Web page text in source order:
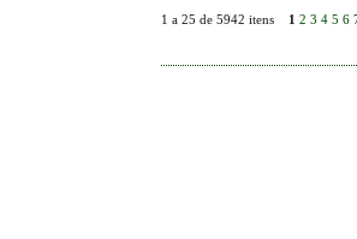
1 a 25 de 5942 itens 1 2 3 4 5 6